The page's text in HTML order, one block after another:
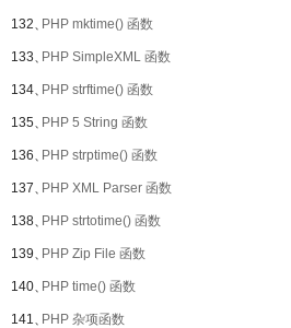
132、PHP mktime() 函数
133、PHP SimpleXML 函数
134、PHP strftime() 函数
135、PHP 5 String 函数
136、PHP strptime() 函数
137、PHP XML Parser 函数
138、PHP strtotime() 函数
139、PHP Zip File 函数
140、PHP time() 函数
141、PHP 杂项函数